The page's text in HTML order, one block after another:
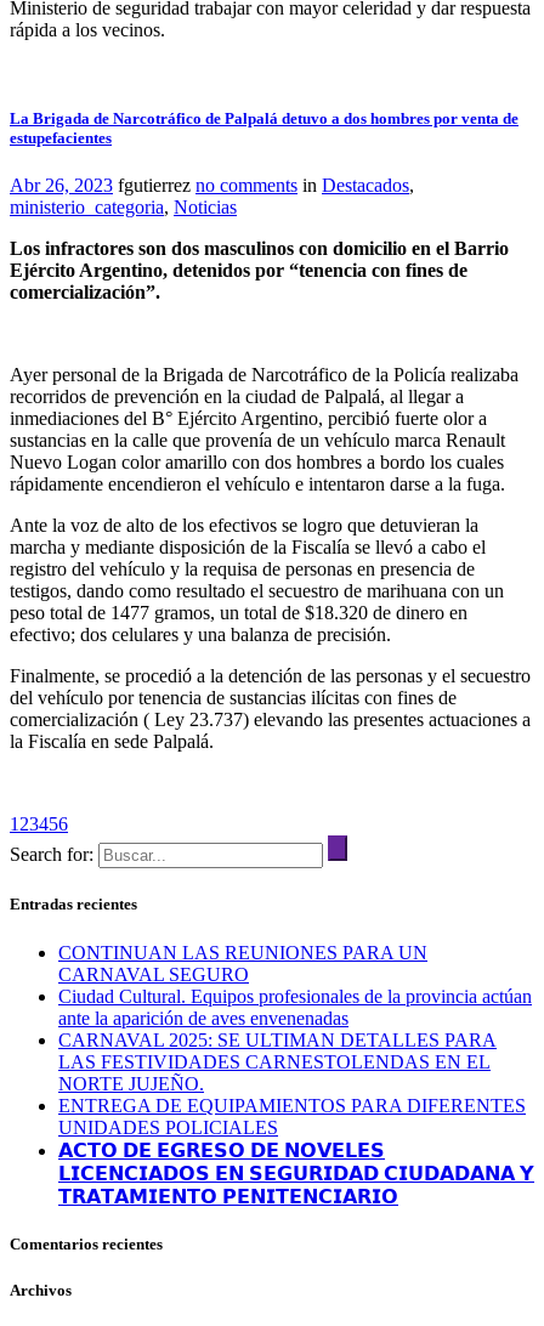
Ministerio de seguridad trabajar con mayor celeridad y dar respuesta
rápida a los vecinos.
La Brigada de Narcotráfico de Palpalá detuvo a dos hombres por venta de
estupefacientes
Abr 26, 2023 fgutierrez no comments in Destacados,
ministerio_categoria, Noticias
Los infractores son dos masculinos con domicilio en el Barrio
Ejército Argentino, detenidos por “tenencia con fines de
comercialización”.
Ayer personal de la Brigada de Narcotráfico de la Policía realizaba
recorridos de prevención en la ciudad de Palpalá, al llegar a
inmediaciones del B° Ejército Argentino, percibió fuerte olor a
sustancias en la calle que provenía de un vehículo marca Renault
Nuevo Logan color amarillo con dos hombres a bordo los cuales
rápidamente encendieron el vehículo e intentaron darse a la fuga.
Ante la voz de alto de los efectivos se logro que detuvieran la
marcha y mediante disposición de la Fiscalía se llevó a cabo el
registro del vehículo y la requisa de personas en presencia de
testigos, dando como resultado el secuestro de marihuana con un
peso total de 1477 gramos, un total de $18.320 de dinero en
efectivo; dos celulares y una balanza de precisión.
Finalmente, se procedió a la detención de las personas y el secuestro
del vehículo por tenencia de sustancias ilícitas con fines de
comercialización ( Ley 23.737) elevando las presentes actuaciones a
la Fiscalía en sede Palpalá.
1 23456
Search for:
Entradas recientes
CONTINUAN LAS REUNIONES PARA UN
CARNAVAL SEGURO
Ciudad Cultural. Equipos profesionales de la provincia actúan
ante la aparición de aves envenenadas
CARNAVAL 2025: SE ULTIMAN DETALLES PARA
LAS FESTIVIDADES CARNESTOLENDAS EN EL
NORTE JUJEÑO.
ENTREGA DE EQUIPAMIENTOS PARA DIFERENTES
UNIDADES POLICIALES
𝗔𝗖𝗧𝗢 𝗗𝗘 𝗘𝗚𝗥𝗘𝗦𝗢 𝗗𝗘 𝗡𝗢𝗩𝗘𝗟𝗘𝗦
𝗟𝗜𝗖𝗘𝗡𝗖𝗜𝗔𝗗𝗢𝗦 𝗘𝗡 𝗦𝗘𝗚𝗨𝗥𝗜𝗗𝗔𝗗 𝗖𝗜𝗨𝗗𝗔𝗗𝗔𝗡𝗔 𝗬
𝗧𝗥𝗔𝗧𝗔𝗠𝗜𝗘𝗡𝗧𝗢 𝗣𝗘𝗡𝗜𝗧𝗘𝗡𝗖𝗜𝗔𝗥𝗜𝗢
Comentarios recientes
Archivos